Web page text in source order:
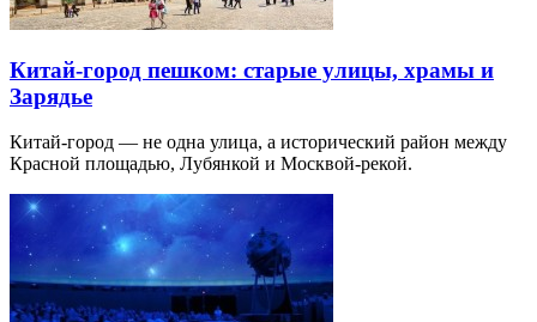
Китай-город пешком: старые улицы, храмы и
Зарядье
Китай-город — не одна улица, а исторический район между
Красной площадью, Лубянкой и Москвой-рекой.